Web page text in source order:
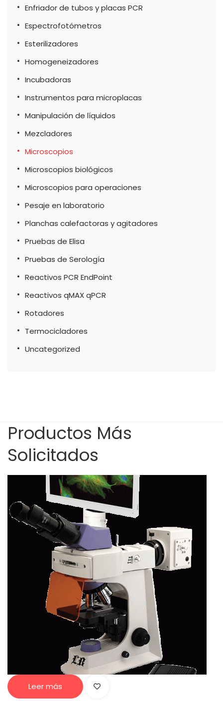
Enfriador de tubos y placas PCR
Espectrofotómetros
Esterilizadores
Homogeneizadores
Incubadoras
Instrumentos para microplacas
Manipulación de líquidos
Mezcladores
Microscopios
Microscopios biológicos
Microscopios para operaciones
Pesaje en laboratorio
Planchas calefactoras y agitadores
Pruebas de Elisa
Pruebas de Serología
Reactivos PCR EndPoint
Reactivos qMAX qPCR
Rotadores
Termocicladores
Uncategorized
Productos Más
Solicitados
Leer más